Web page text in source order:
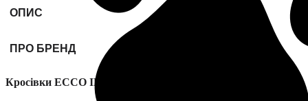
ОПИС
ПРО БРЕНД
Кросівки ECCO IRVING модель 51173451117